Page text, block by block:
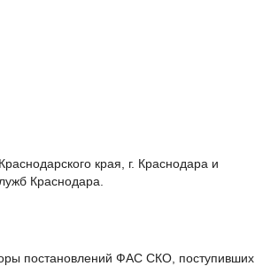
края, г. Краснодара и
Краснодара.
постановлений ФАС СКО, поступивших